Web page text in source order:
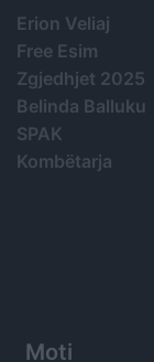
Erion Veliaj
Free Esim
Zgjedhjet 2025
Belinda Balluku
SPAK
Kombëtarja
Moti